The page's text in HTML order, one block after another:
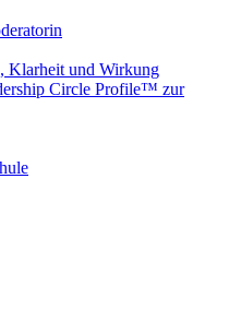
Klarheit und Wirkung
Circle Profile™ zur